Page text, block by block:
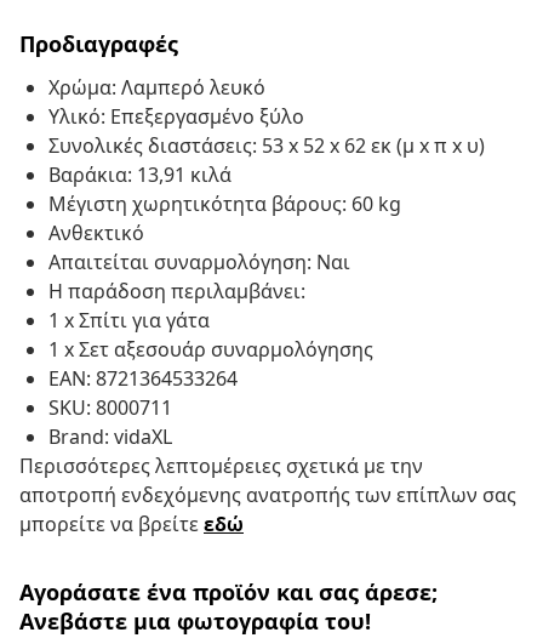
Προδιαγραφές
Χρώμα: Λαμπερό λευκό
Υλικό: Επεξεργασμένο ξύλο
Συνολικές διαστάσεις: 53 x 52 x 62 εκ (μ x π x υ)
Βαράκια: 13,91 κιλά
Μέγιστη χωρητικότητα βάρους: 60 kg
Ανθεκτικό
Απαιτείται συναρμολόγηση: Ναι
Η παράδοση περιλαμβάνει:
1 x Σπίτι για γάτα
1 x Σετ αξεσουάρ συναρμολόγησης
EAN: 8721364533264
SKU: 8000711
Brand: vidaXL
Περισσότερες λεπτομέρειες σχετικά με την
αποτροπή ενδεχόμενης ανατροπής των επίπλων σας
μπορείτε να βρείτεεδώ
Αγοράσατε ένα προϊόν και σας άρεσε;
Ανεβάστε μια φωτογραφία του!